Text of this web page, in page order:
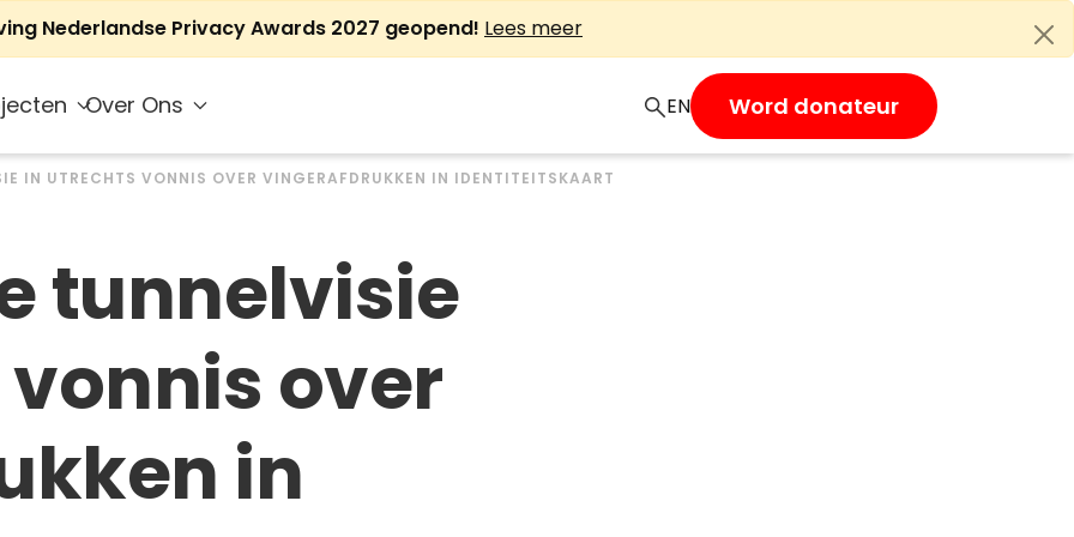
Nederlandse Privacy Awards 2027 geopend! Lees meer
Over Ons EN Word donateur
IN UTRECHTS VONNIS OVER VINGERAFDRUKKEN IN IDENTITEITSKAART
tunnelvisie
over
in